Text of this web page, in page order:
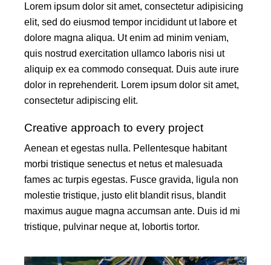
Lorem ipsum dolor sit amet, consectetur adipisicing
elit, sed do eiusmod tempor incididunt ut labore et
dolore magna aliqua. Ut enim ad minim veniam,
quis nostrud exercitation ullamco laboris nisi ut
aliquip ex ea commodo consequat. Duis aute irure
dolor in reprehenderit. Lorem ipsum dolor sit amet,
consectetur adipiscing elit.
Creative approach to every project
Aenean et egestas nulla. Pellentesque habitant
morbi tristique senectus et netus et malesuada
fames ac turpis egestas. Fusce gravida, ligula non
molestie tristique, justo elit blandit risus, blandit
maximus augue magna accumsan ante. Duis id mi
tristique, pulvinar neque at, lobortis tortor.